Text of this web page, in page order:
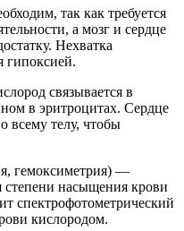
так как требуется
а мозг и сердце
Нехватка
гипоксией.
связывается в
в эритроцитах. Сердце
всему телу, чтобы
гемоксиметрия) —
степени насыщения крови
спектрофотометрический
кислородом.